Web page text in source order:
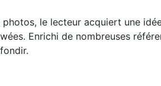
le lecteur acquiert une
Enrichi de nombreuses